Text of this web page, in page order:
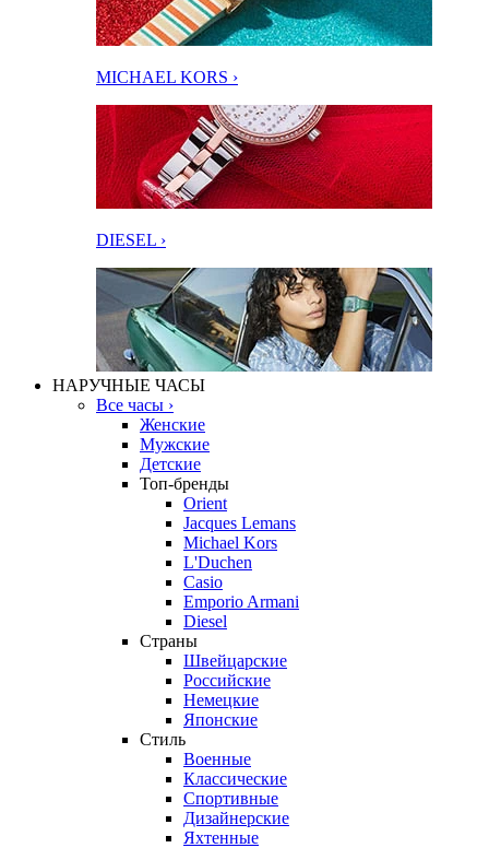
MICHAEL KORS ›
DIESEL ›
НАРУЧНЫЕ ЧАСЫ
Все часы ›
Женские
Мужские
Детские
Топ-бренды
Orient
Jacques Lemans
Michael Kors
L'Duchen
Casio
Emporio Armani
Diesel
Страны
Швейцарские
Российские
Немецкие
Японские
Стиль
Военные
Классические
Спортивные
Дизайнерские
Яхтенные